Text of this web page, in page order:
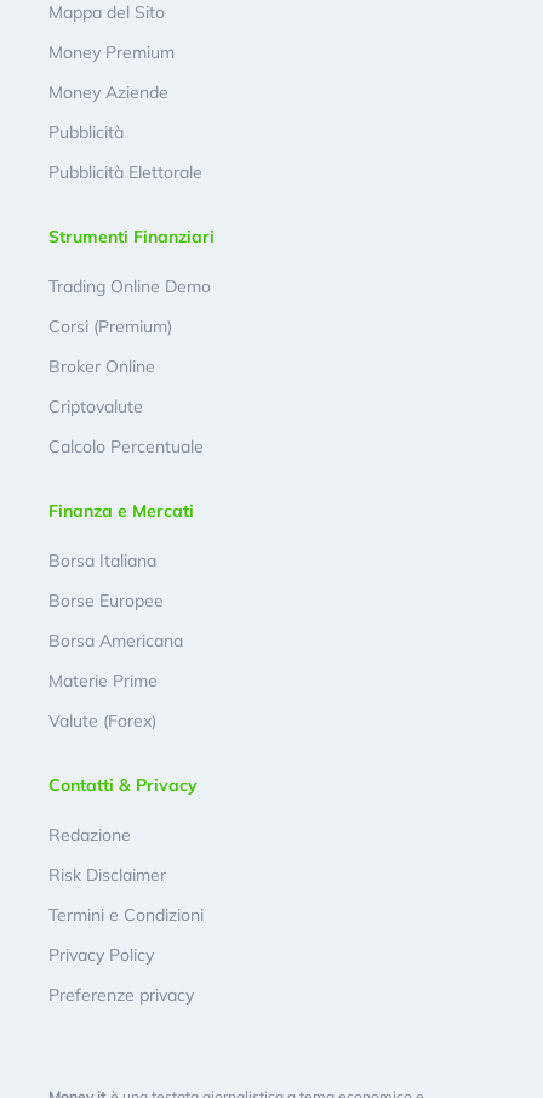
Mappa del Sito
Money Premium
Money Aziende
Pubblicità
Pubblicità Elettorale
Strumenti Finanziari
Trading Online Demo
Corsi (Premium)
Broker Online
Criptovalute
Calcolo Percentuale
Finanza e Mercati
Borsa Italiana
Borse Europee
Borsa Americana
Materie Prime
Valute (Forex)
Contatti & Privacy
Redazione
Risk Disclaimer
Termini e Condizioni
Privacy Policy
Preferenze privacy